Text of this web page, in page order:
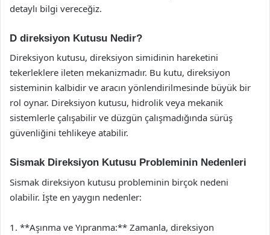
detaylı bilgi vereceğiz.
D direksiyon Kutusu Nedir?
Direksiyon kutusu, direksiyon simidinin hareketini
tekerleklere ileten mekanizmadır. Bu kutu, direksiyon
sisteminin kalbidir ve aracın yönlendirilmesinde büyük bir
rol oynar. Direksiyon kutusu, hidrolik veya mekanik
sistemlerle çalışabilir ve düzgün çalışmadığında sürüş
güvenliğini tehlikeye atabilir.
Sismak Direksiyon Kutusu Probleminin Nedenleri
Sismak direksiyon kutusu probleminin birçok nedeni
olabilir. İşte en yaygın nedenler:
1. **Aşınma ve Yıpranma:** Zamanla, direksiyon